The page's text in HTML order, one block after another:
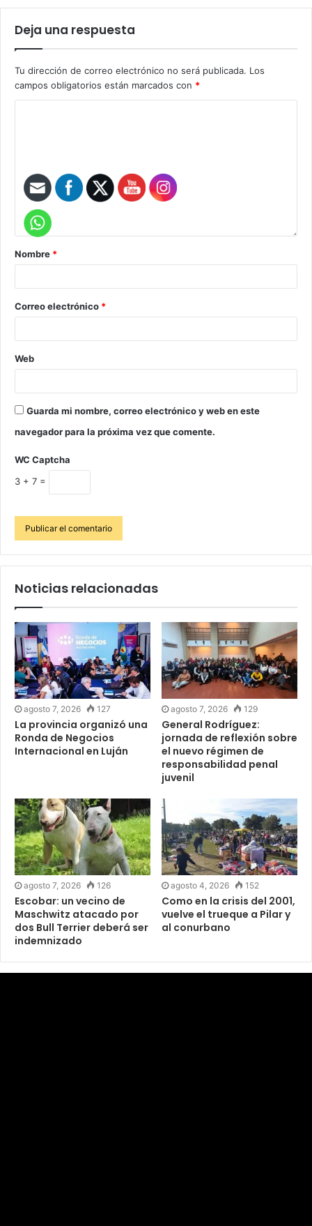
Deja una respuesta
Tu dirección de correo electrónico no será publicada. Los
campos obligatorios están marcados con *
Nombre *
Correo electrónico *
Web
Guarda mi nombre, correo electrónico y web en este
navegador para la próxima vez que comente.
WC Captcha
3 + 7 =
Noticias relacionadas
agosto 7, 2026 127
La provincia organizó una
Ronda de Negocios
Internacional en Luján
agosto 7, 2026 129
General Rodríguez:
jornada de reflexión sobre
el nuevo régimen de
responsabilidad penal
juvenil
agosto 7, 2026 126
Escobar: un vecino de
Maschwitz atacado por
dos Bull Terrier deberá ser
indemnizado
agosto 4, 2026 152
Como en la crisis del 2001,
vuelve el trueque a Pilar y
al conurbano